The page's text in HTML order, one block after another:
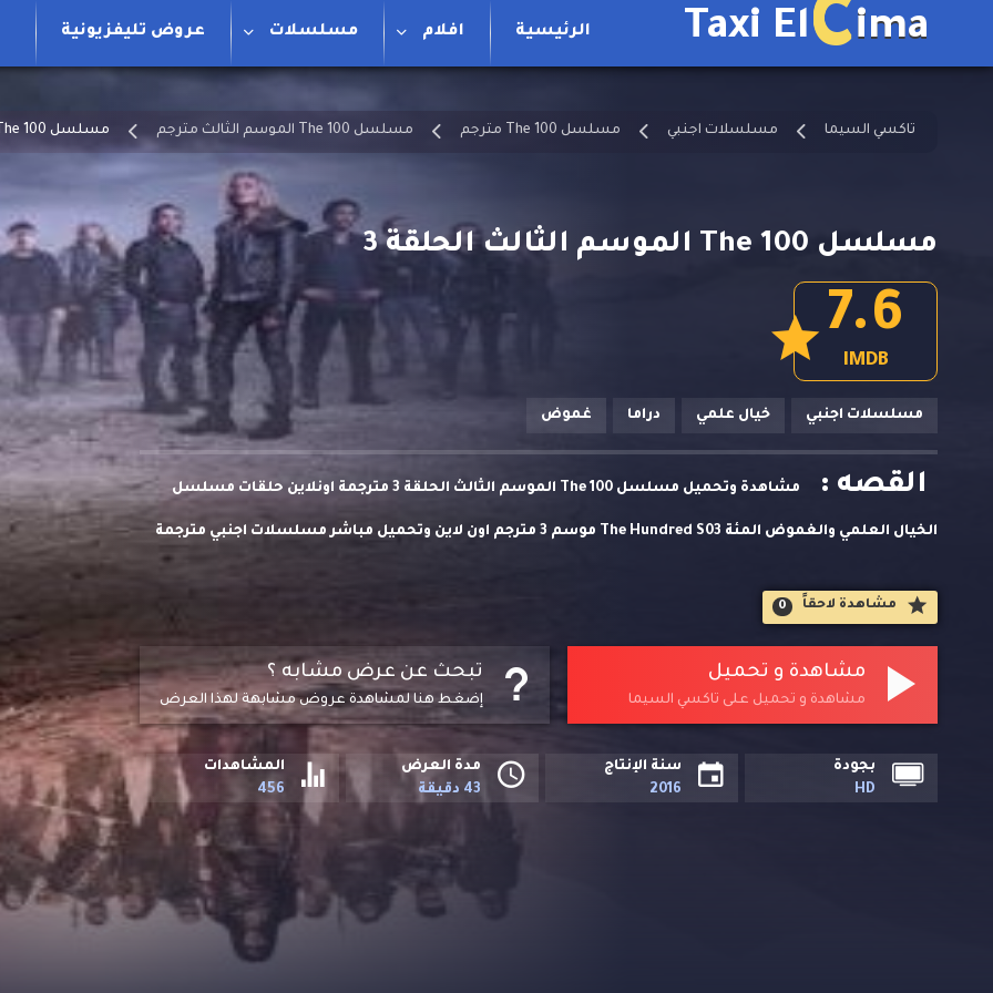
Taxi ElCima الرئيسية افلام مسلسلات عروض تليفزيونية
تاكسي السيما مسلسلات اجنبي مسلسل The 100 مترجم مسلسل The 100 الموسم الثالث مترجم مسلسل The 100 الموسم الثالث الحلقة 3
مسلسل The 100 الموسم الثالث الحلقة 3
IMDB
7.6
مسلسلات اجنبي خيال علمي دراما غموض
القصه : مشاهدة وتحميل مسلسل The 100 الموسم الثالث الحلقة 3 مترجمة اونلاين حلقات مسلسل
الخيال العلمي والغموض المئة The Hundred S03 موسم 3 مترجم اون لاين وتحميل مباشر مسلسلات اجنبي مترجمة
مشاهدة لاحقاََ 0
تبحث عن عرض مشابه ؟
إضغط هنا لمشاهدة عروض مشابهة لهذا العرض
مشاهدة و تحميل
مشاهدة و تحميل على تاكسي السيما
بجودة
HD
سنة الإنتاج
2016
مدة العرض
43 دقيقة
المشاهدات
456